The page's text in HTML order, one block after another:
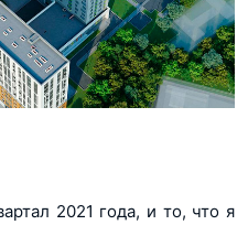
2021 года, и то, что я